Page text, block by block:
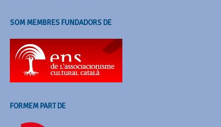
SOM MEMBRES FUNDADORS DE
FORMEM PART DE